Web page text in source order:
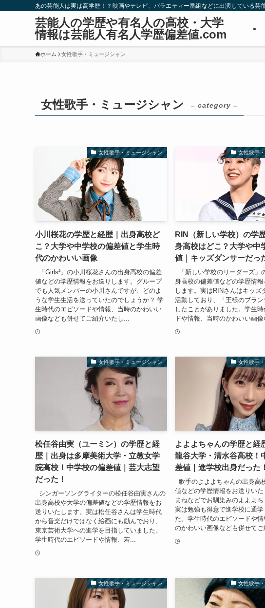
あの芸能人は実は高学歴！？映画やテレビ、バラエティー番組などに出演している
芸能人の学歴や有名人の高校・大学
情報は芸能人有名人学歴偏差値.com
ホーム 女性歌手・ミュージシャン
女性歌手・ミュージシャン – category –
女性歌手・ミュージシャン
小川桜花の学歴と経歴｜出身高校ど
こ？大学や中学校の偏差値と学生時
代のかわいい画像
「Girls²」の小川桜花さんの出身高校の偏差
値などの学歴情報をお送りします。グループ
でも人気メンバーの小川さんですが、どのよ
うな学生生活を送っていたのでしょうか？ 学
生時代のエピソードや情報、当時のかわいい
画像なども併せてご紹介いたし...
女性歌手
RIN（新しい学校）の学
身高校はどこ？大学や中
値｜キッズダンサーだっ
「新しい学校のリーダーズ」
身高校の偏差値などの学歴情
します。実はRINさんはキッズ
活動しており、「王様のブラ
したことがありました。学生
ドや情報、当時のかわいい画像
女性歌手・ミュージシャン
松任谷由実（ユーミン）の学歴と経
歴｜出身は多摩美術大学・立教女学
院高校！中学校の偏差値｜芸大志望
だった！
シンガーソングライターの松任谷由実さんの
出身高校や大学の偏差値などの学歴情報をお
送りいたします。実は松任谷さんは学生時代
から音楽だけではなく絵画にも励んでおり、
東京芸術大学への進学を目指していました。
学生時代のエピソードや情報、若...
女性歌手
よよよちゃんの学歴と経
龍谷大学・清水谷高校！
差値｜進学校出身だった！
歌手のよよよちゃんの出身高
値などの学歴情報をお送りい
まねなどでお馴染みのよよよち
実は勉強も得意で進学校に通学
た。学生時代のエピソードや
のかわいい画像なども併せてご
女性歌手・ミュージシャン 女性歌手